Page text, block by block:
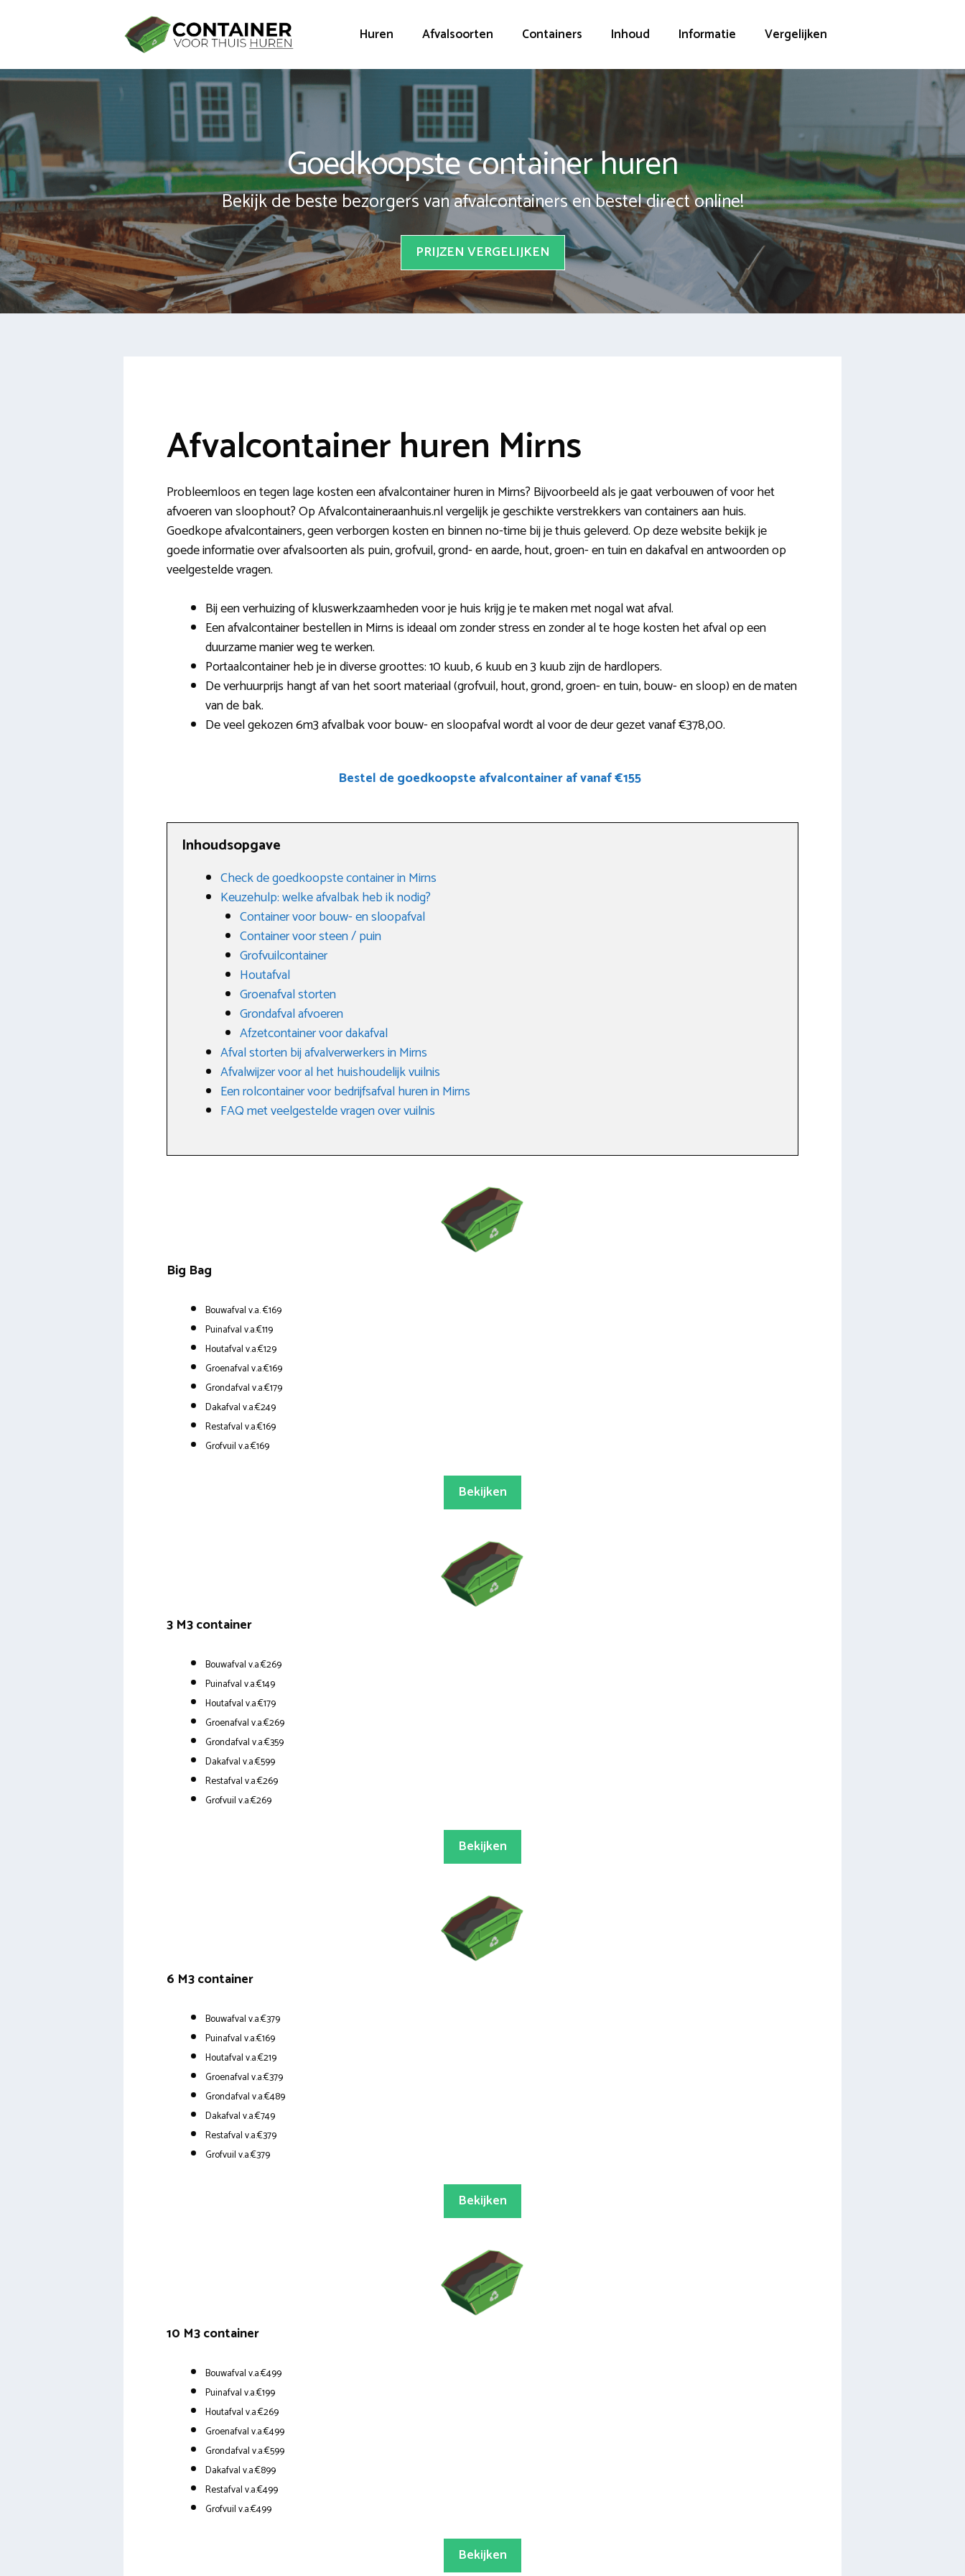
Huren Afvalsoorten Containers Inhoud Informatie Vergelijken
Goedkoopste container huren
Bekijk de beste bezorgers van afvalcontainers en bestel direct online!
PRIJZEN VERGELIJKEN
Afvalcontainer huren Mirns
Probleemloos en tegen lage kosten een afvalcontainer huren in Mirns? Bijvoorbeeld als je gaat verbouwen of voor het
afvoeren van sloophout? Op Afvalcontaineraanhuis.nl vergelijk je geschikte verstrekkers van containers aan huis.
Goedkope afvalcontainers, geen verborgen kosten en binnen no-time bij je thuis geleverd. Op deze website bekijk je
goede informatie over afvalsoorten als puin, grofvuil, grond- en aarde, hout, groen- en tuin en dakafval en antwoorden op
veelgestelde vragen.
Bij een verhuizing of kluswerkzaamheden voor je huis krijg je te maken met nogal wat afval.
Een afvalcontainer bestellen in Mirns is ideaal om zonder stress en zonder al te hoge kosten het afval op een
duurzame manier weg te werken.
Portaalcontainer heb je in diverse groottes: 10 kuub, 6 kuub en 3 kuub zijn de hardlopers.
De verhuurprijs hangt af van het soort materiaal (grofvuil, hout, grond, groen- en tuin, bouw- en sloop) en de maten
van de bak.
De veel gekozen 6m3 afvalbak voor bouw- en sloopafval wordt al voor de deur gezet vanaf €378,00.
Bestel de goedkoopste afvalcontainer af vanaf €155
Inhoudsopgave
Check de goedkoopste container in Mirns
Keuzehulp: welke afvalbak heb ik nodig?
Container voor bouw- en sloopafval
Container voor steen / puin
Grofvuilcontainer
Houtafval
Groenafval storten
Grondafval afvoeren
Afzetcontainer voor dakafval
Afval storten bij afvalverwerkers in Mirns
Afvalwijzer voor al het huishoudelijk vuilnis
Een rolcontainer voor bedrijfsafval huren in Mirns
FAQ met veelgestelde vragen over vuilnis
Big Bag
Bouwafval v.a. €169
Puinafval v.a.€119
Houtafval v.a.€129
Groenafval v.a.€169
Grondafval v.a.€179
Dakafval v.a.€249
Restafval v.a.€169
Grofvuil v.a.€169
Bekijken
3 M3 container
Bouwafval v.a.€269
Puinafval v.a.€149
Houtafval v.a.€179
Groenafval v.a.€269
Grondafval v.a.€359
Dakafval v.a.€599
Restafval v.a.€269
Grofvuil v.a.€269
Bekijken
6 M3 container
Bouwafval v.a.€379
Puinafval v.a.€169
Houtafval v.a.€219
Groenafval v.a.€379
Grondafval v.a.€489
Dakafval v.a.€749
Restafval v.a.€379
Grofvuil v.a.€379
Bekijken
10 M3 container
Bouwafval v.a.€499
Puinafval v.a.€199
Houtafval v.a.€269
Groenafval v.a.€499
Grondafval v.a.€599
Dakafval v.a.€899
Restafval v.a.€499
Grofvuil v.a.€499
Bekijken